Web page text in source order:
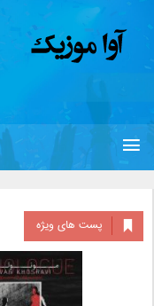
پست های ویژه